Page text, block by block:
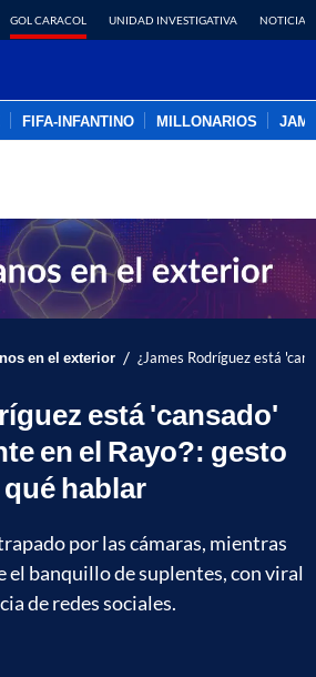
GOL CARACOL UNIDAD INVESTIGATIVA NOTICIAS
FIFA-INFANTINO MILLONARIOS
en el exterior / ¿James Rodríguez está
está 'cansado'
en el Rayo?: gesto
qué hablar
por las cámaras, mientras
el banquillo de suplentes, con viral
de redes sociales.